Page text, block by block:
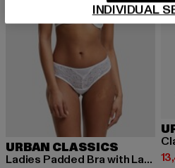
URBAN CLASSICS
Ladies Padded Bra with Lace at Back
INDIVIDUAL